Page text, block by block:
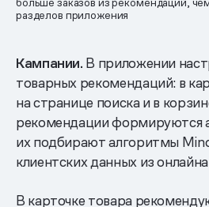
разделов приложения
Кампании. В приложении
товарных рекомендаций: в
на странице поиска и в
рекомендации формируются
их подбирают алгоритмы
клиентских данных из
В карточке товара